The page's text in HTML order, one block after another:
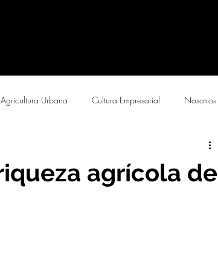
Agricultura Urbana Cultura Empresarial Nosotros
agrícola de